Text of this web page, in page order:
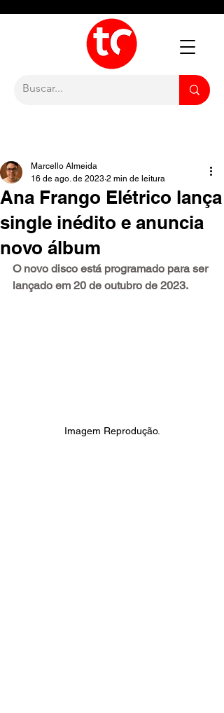
Ana Frango Elétrico lança
single inédito e anuncia
novo álbum
Marcello Almeida
16 de ago. de 2023 2 min de leitura
O novo disco está programado para ser
lançado em 20 de outubro de 2023.
Imagem Reprodução.